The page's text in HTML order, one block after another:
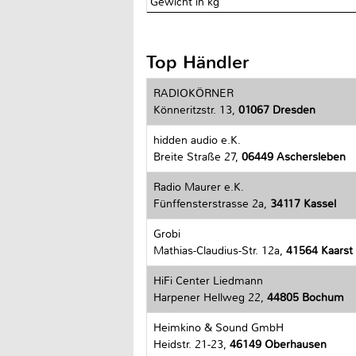
Top Händler
RADIOKÖRNER
Könneritzstr. 13, 01067 Dresden
hidden audio e.K.
Breite Straße 27, 06449 Aschersleben
Radio Maurer e.K.
Fünffensterstrasse 2a, 34117 Kassel
Grobi
Mathias-Claudius-Str. 12a, 41564 Kaarst
HiFi Center Liedmann
Harpener Hellweg 22, 44805 Bochum
Heimkino & Sound GmbH
Heidstr. 21-23, 46149 Oberhausen